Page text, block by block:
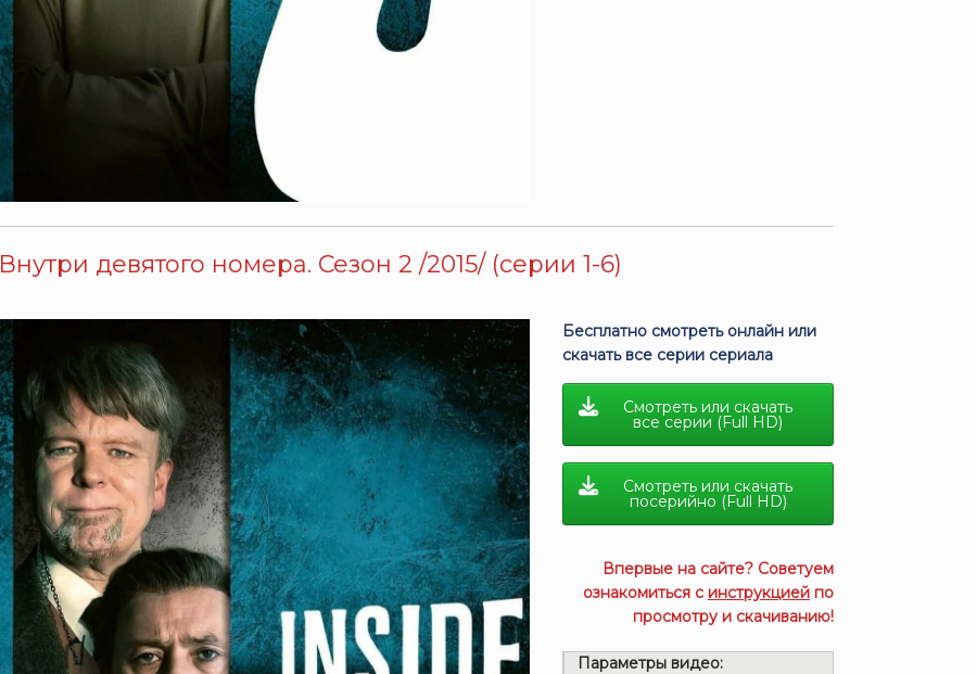
Внутри девятого номера. Сезон 2 /2015/ (серии 1-6)
Бесплатно смотреть онлайн или
скачать все серии сериала
Смотреть или скачать
все серии (Full HD)
Смотреть или скачать
посерийно (Full HD)
Впервые на сайте? Советуем
ознакомиться с инструкцией по
просмотру и скачиванию!
Параметры видео: